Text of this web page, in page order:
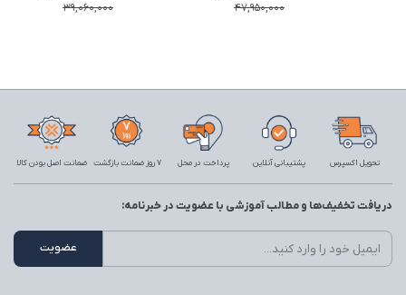
47,950,000
39,060,000
تحویل اکسپرس پشتیبانی آنلاین پرداخت در محل 7 روز ضمانت بازگشت ضمانت اصل بودن کالا
دریافت تخفیف‌ها و مطالب آموزشی با عضویت در خبرنامه: